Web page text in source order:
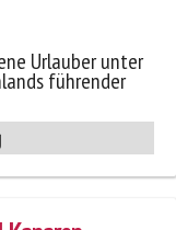
Urlauber unter
führender